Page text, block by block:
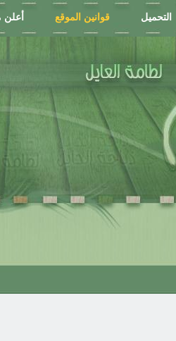
التحميل قوانين الموقع أعلن